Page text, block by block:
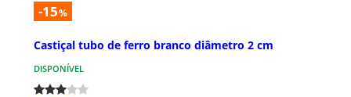
-15%
Castiçal tubo de ferro branco diâmetro 2 cm
DISPONÍVEL